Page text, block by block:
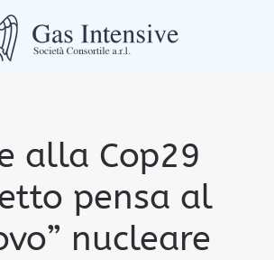
content
alla Cop29
pensa al
nucleare